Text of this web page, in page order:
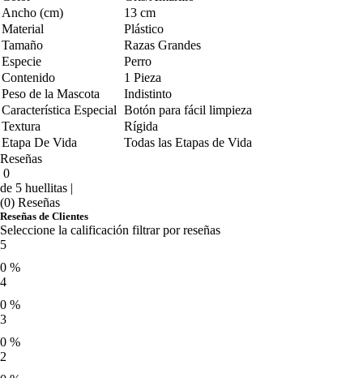
Ancho (cm)
13 cm
Material
Plástico
Tamaño
Razas Grandes
Especie
Perro
Contenido
1 Pieza
Peso de la Mascota
Indistinto
Característica Especial Botón para fácil limpieza
Textura
Rígida
Etapa De Vida
Todas las Etapas de Vida
Reseñas
0
de 5 huellitas |
(0) Reseñas
Reseñas de Clientes
Seleccione la calificación filtrar por reseñas
5
0 %
4
0 %
3
0 %
2